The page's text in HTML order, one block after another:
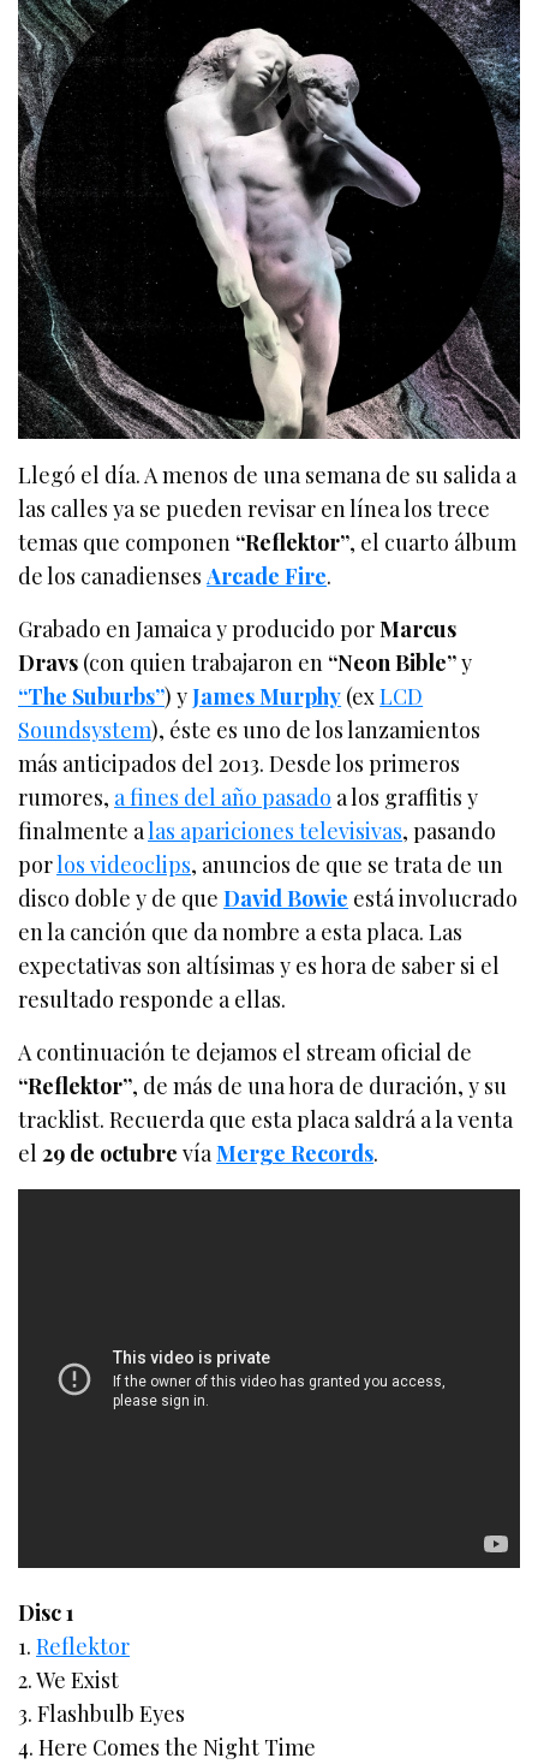
Llegó el día. A menos de una semana de su salida a
las calles ya se pueden revisar en línea los trece
temas que componen “Reflektor”, el cuarto álbum
de los canadiensesArcade Fire.
Grabado en Jamaica y producido porMarcus
Dravs (con quien trabajaron en “Neon Bible”y
“The Suburbs”) yJames Murphy (exLCD
Soundsystem), éste es uno de los lanzamientos
más anticipados del 2013. Desde los primeros
rumores, a fines del año pasado a los graffitis y
finalmente alas apariciones televisivas, pasando
porlos videoclips, anuncios de que se trata de un
disco doble y de queDavid Bowie está involucrado
en la canción que da nombre a esta placa. Las
expectativas son altísimas y es hora de saber si el
resultado responde a ellas.
A continuación te dejamos el stream oficial de
“Reflektor”, de más de una hora de duración, y su
tracklist. Recuerda que esta placa saldrá a la venta
el29 de octubre víaMerge Records.
Disc 1
1.Reflektor
2. We Exist
3. Flashbulb Eyes
4. Here Comes the Night Time